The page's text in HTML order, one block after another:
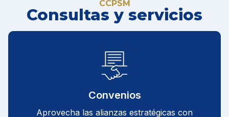
CCPSM
Consultas y servicios
Convenios
Aprovecha las alianzas estratégicas con